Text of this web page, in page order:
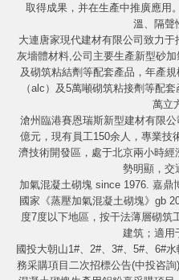
取得成果，并在生產中推廣應用
溫、隔聲
大連唐家現代建材有限公司致力
灰墻體材料,公司主要生產新型砂
及砌筑粘結劑等配套產品，年產
（alc）及5萬噸砌筑粘接劑等配
萬立
滄州臨港賽恩瑞斯新型建材有限
億元，現有員工150余人，專業技
濟技術開發區，處于北京兩小時
勢明顯，交
加氣混凝土砌塊 since 1976. 嘉鼎
國家《蒸壓加氣混凝土砌塊》gb
度7度以下地區，按干法薄層砌筑
建筑；適用
國投大朝山1#、2#、3#、5#、6#
務采購項目二次招標公告(中投咨